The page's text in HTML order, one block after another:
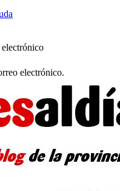
electrónico.